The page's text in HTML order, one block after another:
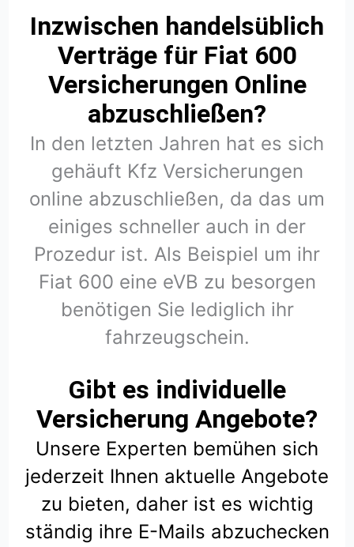
Inzwischen handelsüblich
Verträge für Fiat 600
Versicherungen Online
abzuschließen?
In den letzten Jahren hat es sich
gehäuft Kfz Versicherungen
online abzuschließen, da das um
einiges schneller auch in der
Prozedur ist. Als Beispiel um ihr
Fiat 600 eine eVB zu besorgen
benötigen Sie lediglich ihr
fahrzeugschein.
Gibt es individuelle
Versicherung Angebote?
Unsere Experten bemühen sich
jederzeit Ihnen aktuelle Angebote
zu bieten, daher ist es wichtig
ständig ihre E-Mails abzuchecken